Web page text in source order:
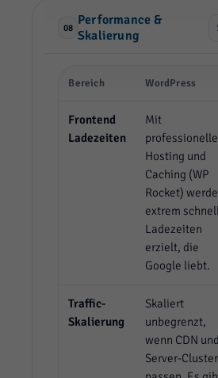
08 Performance &
Skalierung
Bereich WordPress
Frontend
Ladezeiten
Mit
Hosting und
Caching (WP
Rocket)
extrem
Ladezeiten
erzielt, die
Google liebt.
Traffic-
Skalierung
Skaliert
unbegrenzt,
wenn CDN und
Server-Cluster